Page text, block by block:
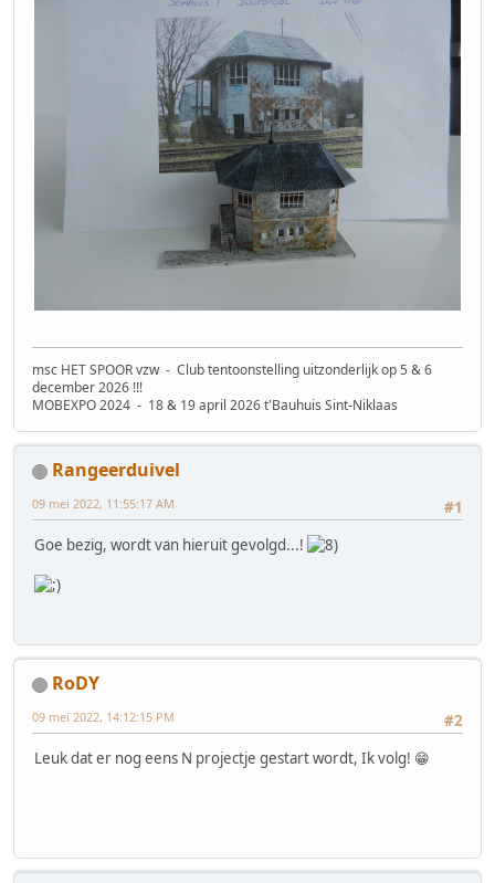
msc HET SPOOR vzw - Club tentoonstelling uitzonderlijk op 5 & 6
december 2026 !!!
MOBEXPO 2024 - 18 & 19 april 2026 t'Bauhuis Sint-Niklaas
Rangeerduivel
#1
09 mei 2022, 11:55:17 AM
Goe bezig, wordt van hieruit gevolgd...!
RoDY
#2
09 mei 2022, 14:12:15 PM
Leuk dat er nog eens N projectje gestart wordt, Ik volg! 😁